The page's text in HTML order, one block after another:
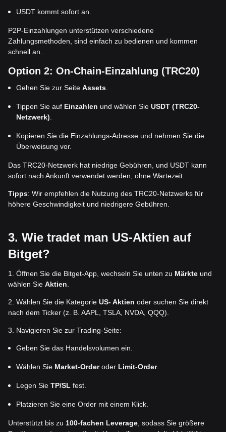
USDT kommt sofort an.
P2P-Einzahlungen unterstützen verschiedene
Zahlungsmethoden, sind einfach zu bedienen und kommen
schnell an.
Option 2: On-Chain-Einzahlung (TRC20)
Gehen Sie zur Seite Assets.
Tippen Sie auf Einzahlen und wählen Sie USDT (TRC20-
Netzwerk).
Kopieren Sie die Einzahlungs-Adresse und nehmen Sie die
Überweisung vor.
Das TRC20-Netzwerk hat niedrige Gebühren, und USDT kann
sofort nach Ankunft verwendet werden, ohne Wartezeit.
Tipps: Wir empfehlen die Nutzung des TRC20-Netzwerks für
höhere Geschwindigkeit und niedrigere Gebühren.
3. Wie tradet man US-Aktien auf
Bitget?
1. Öffnen Sie die Bitget-App, wechseln Sie unten zu Märkte und
wählen Sie Aktien.
2. Wählen Sie die Kategorie US- Aktien oder suchen Sie direkt
nach dem Ticker (z. B. AAPL, TSLA, NVDA, QQQ).
3. Navigieren Sie zur Trading-Seite:
Geben Sie das Handelsvolumen ein.
Wählen Sie Market-Orderoder Limit-Order.
Legen Sie TP/SL fest.
Platzieren Sie eine Order mit einem Klick.
Unterstützt bis zu 100-fachen Leverage, sodass Sie größere